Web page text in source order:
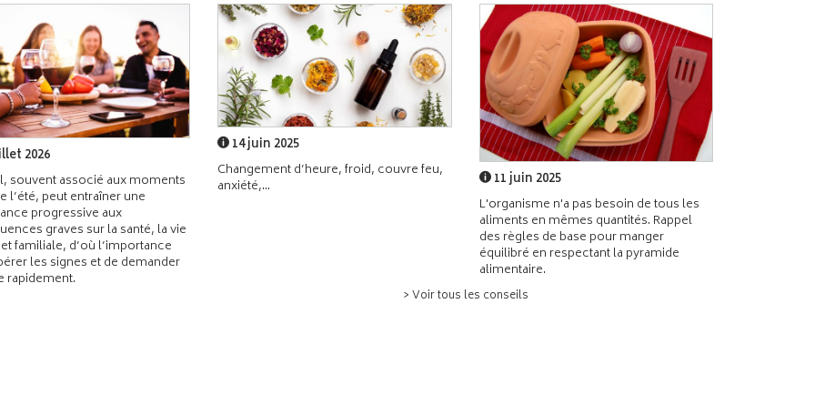
2026
souvent associé aux moments
l’été, peut entraîner une
progressive aux
graves sur la santé, la vie
familiale, d’où l’importance
les signes et de demander
rapidement.
14 juin 2025
Changement d’heure, froid, couvre feu,
anxiété,...
11 juin 2025
L'organisme n'a pas besoin de tous les
aliments en mêmes quantités. Rappel
des règles de base pour manger
équilibré en respectant la pyramide
alimentaire.
> Voir tous les conseils